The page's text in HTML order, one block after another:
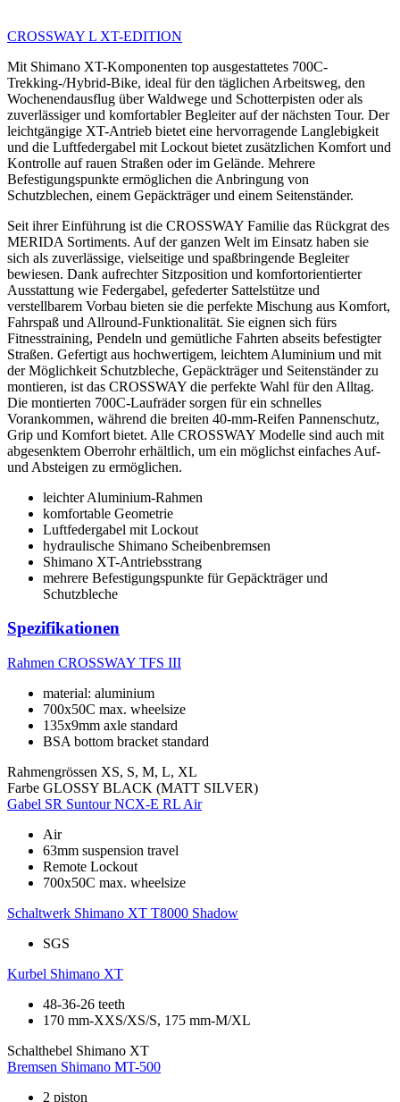
CROSSWAY L XT-EDITION
Mit Shimano XT-Komponenten top ausgestattetes 700C-
Trekking-/Hybrid-Bike, ideal für den täglichen Arbeitsweg, den
Wochenendausflug über Waldwege und Schotterpisten oder als
zuverlässiger und komfortabler Begleiter auf der nächsten Tour. Der
leichtgängige XT-Antrieb bietet eine hervorragende Langlebigkeit
und die Luftfedergabel mit Lockout bietet zusätzlichen Komfort und
Kontrolle auf rauen Straßen oder im Gelände. Mehrere
Befestigungspunkte ermöglichen die Anbringung von
Schutzblechen, einem Gepäckträger und einem Seitenständer.
Seit ihrer Einführung ist die CROSSWAY Familie das Rückgrat des
MERIDA Sortiments. Auf der ganzen Welt im Einsatz haben sie
sich als zuverlässige, vielseitige und spaßbringende Begleiter
bewiesen. Dank aufrechter Sitzposition und komfortorientierter
Ausstattung wie Federgabel, gefederter Sattelstütze und
verstellbarem Vorbau bieten sie die perfekte Mischung aus Komfort,
Fahrspaß und Allround-Funktionalität. Sie eignen sich fürs
Fitnesstraining, Pendeln und gemütliche Fahrten abseits befestigter
Straßen. Gefertigt aus hochwertigem, leichtem Aluminium und mit
der Möglichkeit Schutzbleche, Gepäckträger und Seitenständer zu
montieren, ist das CROSSWAY die perfekte Wahl für den Alltag.
Die montierten 700C-Laufräder sorgen für ein schnelles
Vorankommen, während die breiten 40-mm-Reifen Pannenschutz,
Grip und Komfort bietet. Alle CROSSWAY Modelle sind auch mit
abgesenktem Oberrohr erhältlich, um ein möglichst einfaches Auf-
und Absteigen zu ermöglichen.
leichter Aluminium-Rahmen
komfortable Geometrie
Luftfedergabel mit Lockout
hydraulische Shimano Scheibenbremsen
Shimano XT-Antriebsstrang
mehrere Befestigungspunkte für Gepäckträger und
Schutzbleche
Spezifikationen
Rahmen CROSSWAY TFS III
material: aluminium
700x50C max. wheelsize
135x9mm axle standard
BSA bottom bracket standard
Rahmengrössen XS, S, M, L, XL
Farbe GLOSSY BLACK (MATT SILVER)
Gabel SR Suntour NCX-E RL Air
Air
63mm suspension travel
Remote Lockout
700x50C max. wheelsize
Schaltwerk Shimano XT T8000 Shadow
SGS
Kurbel Shimano XT
48-36-26 teeth
170 mm-XXS/XS/S, 175 mm-M/XL
Schalthebel Shimano XT
Bremsen Shimano MT-500
2 piston